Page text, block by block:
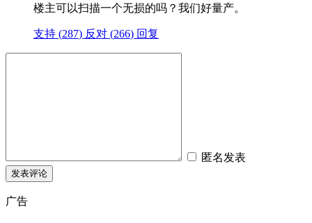
楼主可以扫描一个无损的吗？我们好量产。
支持 (287) 反对 (266) 回复
匿名发表
广告